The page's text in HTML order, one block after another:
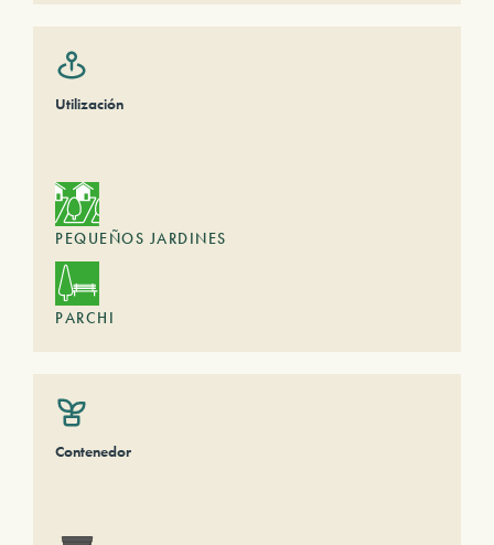
Utilización
PEQUEÑOS JARDINES
PARCHI
Contenedor